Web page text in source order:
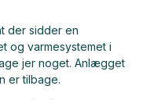
der sidder en
og varmesystemet i
jer noget. Anlægget
er tilbage.